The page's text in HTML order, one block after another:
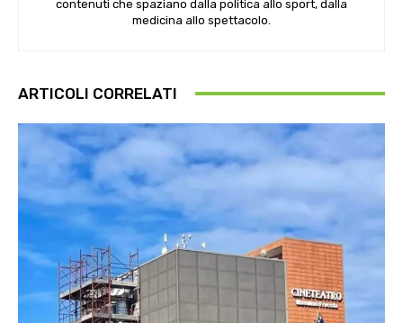
contenuti che spaziano dalla politica allo sport, dalla
medicina allo spettacolo.
ARTICOLI CORRELATI